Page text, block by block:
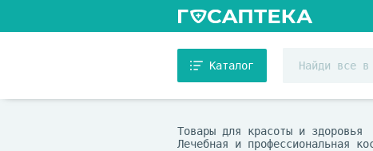
Каталог
Товары для красоты и здоровья
Лечебная и профессиональная